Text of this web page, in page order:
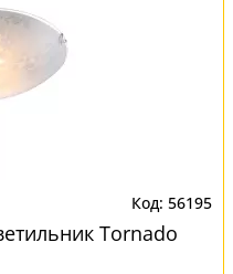
56195
Tornado